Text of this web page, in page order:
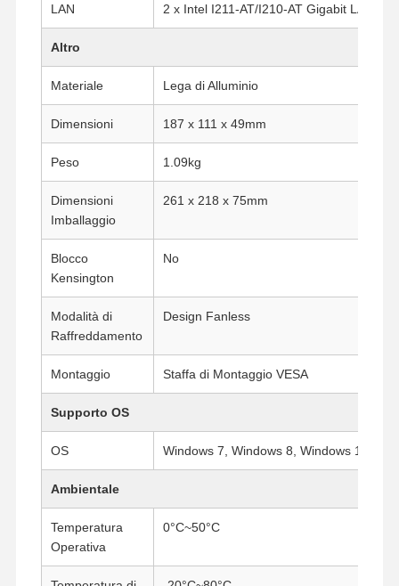
Mini PC POE
NAS Mini PC
Celeron Mini PC
Core Mini PC
Office Mini PC
Scheda madre industriale
Scheda madre firewall
LAN 2 x Intel I211-AT/I210-AT Gigabit LAN
Altro
Materiale Lega di Alluminio
Dimensioni 187 x 111 x 49mm
Peso 1.09kg
Dimensioni
Imballaggio
261 x 218 x 75mm
Blocco
Kensington
No
Modalità di
Raffreddamento
Design Fanless
Montaggio Staffa di Montaggio VESA
Supporto OS
OS Windows 7, Windows 8, Windows 10,
Ambientale
Temperatura
Operativa
0°C~50°C